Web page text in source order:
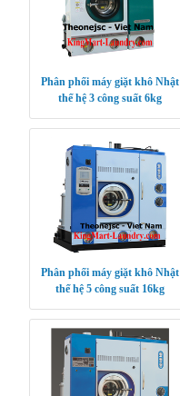
Phân phối máy giặt khô Nhật
thế hệ 3 công suất 6kg
Phân phối máy giặt khô Nhật
thế hệ 5 công suất 16kg